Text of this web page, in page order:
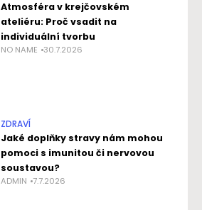
Atmosféra v krejčovském
ateliéru: Proč vsadit na
individuální tvorbu
NO NAME 30.7.2026
ZDRAVÍ
Jaké doplňky stravy nám mohou
pomoci s imunitou či nervovou
soustavou?
ADMIN 7.7.2026